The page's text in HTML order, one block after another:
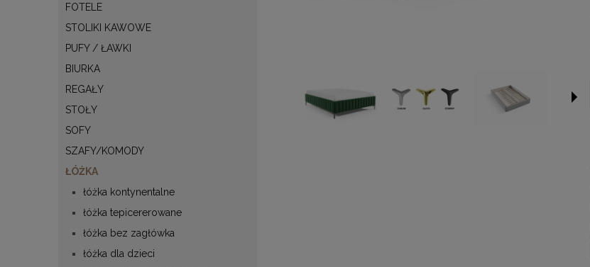
FOTELE
STOLIKI KAWOWE
PUFY / ŁAWKI
BIURKA
REGAŁY
STOŁY
SOFY
SZAFY/KOMODY
ŁÓŻKA
łóżka kontynentalne
łóżka tepicererowane
łóżka bez zagłówka
łóżka dla dzieci